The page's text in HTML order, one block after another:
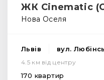
ЖК Cinematic
Нова Оселя
Львів вул.
4.5 км від центру
170 квартир